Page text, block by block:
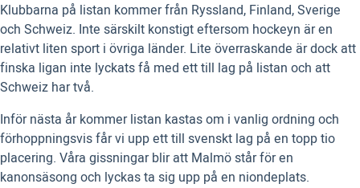
Klubbarna på listan kommer från Ryssland, Finland, Sverige
och Schweiz. Inte särskilt konstigt eftersom hockeyn är en
relativt liten sport i övriga länder. Lite överraskande är dock att
finska ligan inte lyckats få med ett till lag på listan och att
Schweiz har två.
Inför nästa år kommer listan kastas om i vanlig ordning och
förhoppningsvis får vi upp ett till svenskt lag på en topp tio
placering. Våra gissningar blir att Malmö står för en
kanonsäsong och lyckas ta sig upp på en niondeplats.